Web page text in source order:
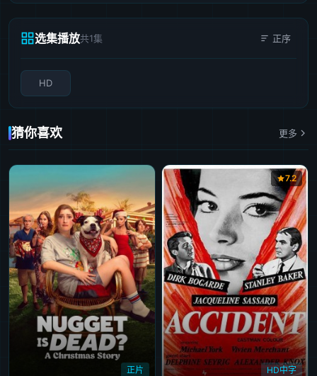
选集播放共1集 正序
HD
猜你喜欢 更多
正片 HD中字
7.2